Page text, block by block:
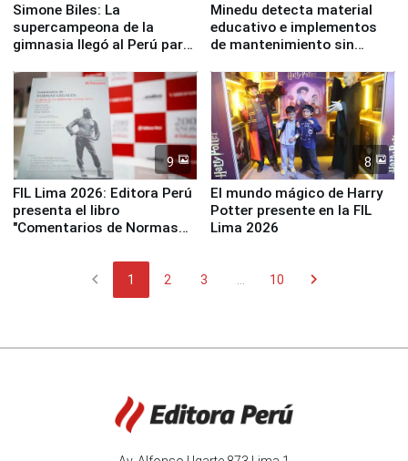
Simone Biles: La
supercampeona de la
gimnasia llegó al Perú para
Panamericanos Lima 2027
Minedu detecta material
educativo e implementos
de mantenimiento sin
la UGEL 2
9
FIL Lima 2026: Editora Perú
presenta el libro
"Comentarios de Normas
Derecho Colectivo"
8
El mundo mágico de Harry
Potter presente en la FIL
Lima 2026
chevron_left 1 2 3 10 chevron_right